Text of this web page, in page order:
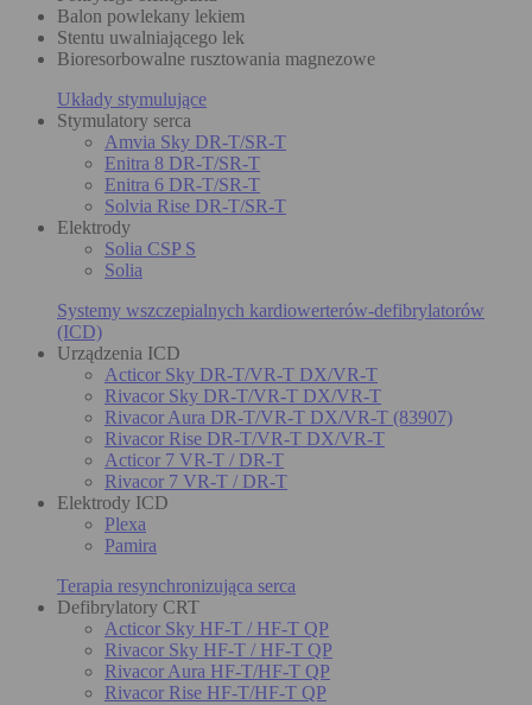
Balon powlekany lekiem
Stentu uwalniającego lek
Bioresorbowalne rusztowania magnezowe
Układy stymulujące
Stymulatory serca
Amvia Sky DR-T/SR-T
Enitra 8 DR-T/SR-T
Enitra 6 DR-T/SR-T
Solvia Rise DR-T/SR-T
Elektrody
Solia CSP S
Solia
Systemy wszczepialnych kardiowerterów-defibrylatorów
(ICD)
Urządzenia ICD
Acticor Sky DR-T/VR-T DX/VR-T
Rivacor Sky DR-T/VR-T DX/VR-T
Rivacor Aura DR-T/VR-T DX/VR-T (83907)
Rivacor Rise DR-T/VR-T DX/VR-T
Acticor 7 VR-T / DR-T
Rivacor 7 VR-T / DR-T
Elektrody ICD
Plexa
Pamira
Terapia resynchronizująca serca
Defibrylatory CRT
Acticor Sky HF-T / HF-T QP
Rivacor Sky HF-T / HF-T QP
Rivacor Aura HF-T/HF-T QP
Rivacor Rise HF-T/HF-T QP